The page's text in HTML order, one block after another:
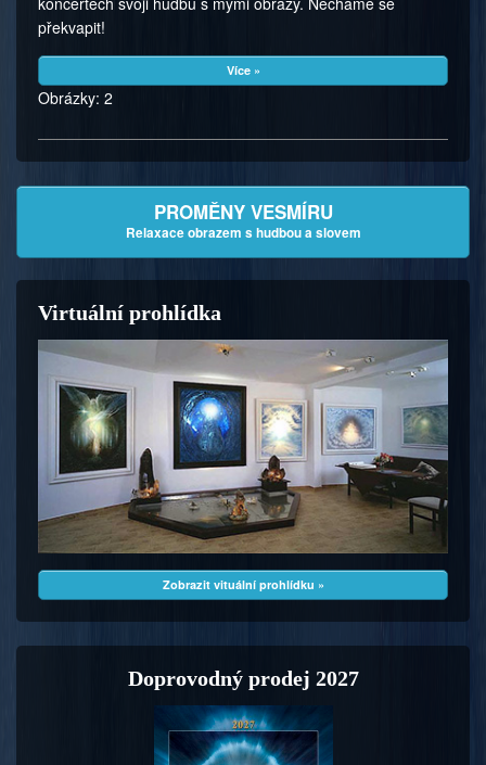
překvapit!
Více »
Obrázky: 2
PROMĚNY VESMÍRU
Relaxace obrazem s hudbou a slovem
Virtuální prohlídka
Zobrazit vituální prohlídku »
Doprovodný prodej 2027